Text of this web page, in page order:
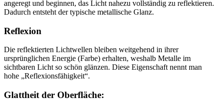
angeregt und beginnen, das Licht nahezu vollständig zu reflektieren.
Dadurch entsteht der typische metallische Glanz.
Reflexion
Die reflektierten Lichtwellen bleiben weitgehend in ihrer
ursprünglichen Energie (Farbe) erhalten, weshalb Metalle im
sichtbaren Licht so schön glänzen. Diese Eigenschaft nennt man
hohe „Reflexionsfähigkeit“.
Glattheit der Oberfläche: